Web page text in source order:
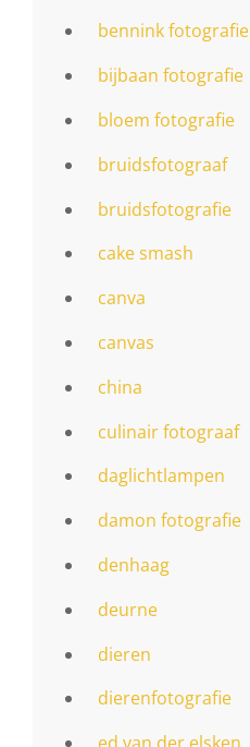
bennink fotografie
bijbaan fotografie
bloem fotografie
bruidsfotograaf
bruidsfotografie
cake smash
canva
canvas
china
culinair fotograaf
daglichtlampen
damon fotografie
denhaag
deurne
dieren
dierenfotografie